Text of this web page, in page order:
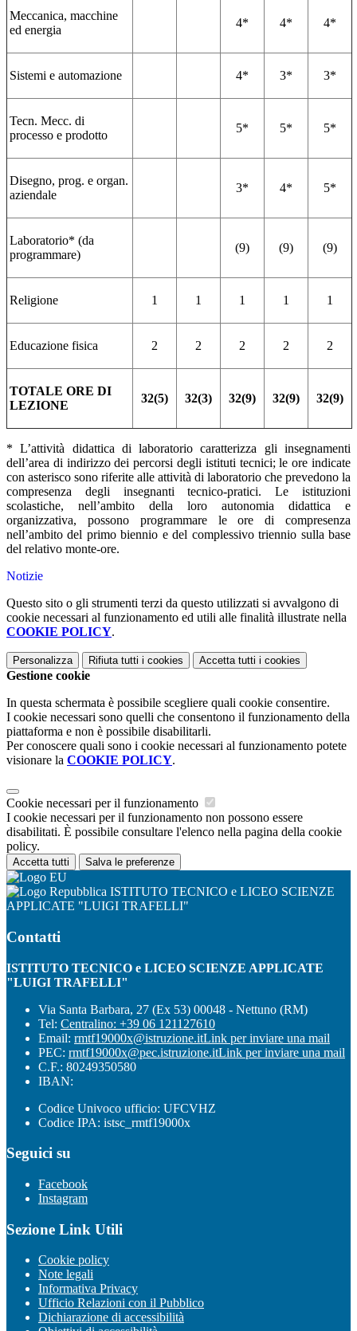
Meccanica, macchine
ed energia
4* 4* 4*
Sistemi e automazione 4* 3* 3*
Tecn. Mecc. di
processo e prodotto
5* 5* 5*
Disegno, prog. e organ.
aziendale
3* 4* 5*
Laboratorio* (da
programmare)
(9) (9) (9)
Religione 1 1 1 1 1
Educazione fisica 2 2 2 2 2
TOTALE ORE DI
LEZIONE
32(5) 32(3) 32(9) 32(9) 32(9)
* L’attività didattica di laboratorio caratterizza gli insegnamenti
dell’area di indirizzo dei percorsi degli istituti tecnici; le ore indicate
con asterisco sono riferite alle attività di laboratorio che prevedono la
compresenza degli insegnanti tecnico-pratici. Le istituzioni
scolastiche, nell’ambito della loro autonomia didattica e
organizzativa, possono programmare le ore di compresenza
nell’ambito del primo biennio e del complessivo triennio sulla base
del relativo monte-ore.
Notizie
Questo sito o gli strumenti terzi da questo utilizzati si avvalgono di
cookie necessari al funzionamento ed utili alle finalità illustrate nella
COOKIE POLICY.
Personalizza Rifiuta tutti i cookies Accetta tutti i cookies
Gestione cookie
In questa schermata è possibile scegliere quali cookie consentire.
I cookie necessari sono quelli che consentono il funzionamento della
piattaforma e non è possibile disabilitarli.
Per conoscere quali sono i cookie necessari al funzionamento potete
visionare la COOKIE POLICY.
Cookie necessari per il funzionamento
I cookie necessari per il funzionamento non possono essere
disabilitati. È possibile consultare l'elenco nella pagina della cookie
policy.
Accetta tutti Salva le preferenze
ISTITUTO TECNICO e LICEO SCIENZE
APPLICATE "LUIGI TRAFELLI"
Contatti
ISTITUTO TECNICO e LICEO SCIENZE APPLICATE
"LUIGI TRAFELLI"
Via Santa Barbara, 27 (Ex 53) 00048 - Nettuno (RM)
Tel: Centralino: +39 06 121127610
Email: rmtf19000x@istruzione.itLink per inviare una mail
PEC: rmtf19000x@pec.istruzione.itLink per inviare una mail
C.F.: 80249350580
IBAN:
Codice Univoco ufficio: UFCVHZ
Codice IPA: istsc_rmtf19000x
Seguici su
Facebook
Instagram
Sezione Link Utili
Cookie policy
Note legali
Informativa Privacy
Ufficio Relazioni con il Pubblico
Dichiarazione di accessibilità